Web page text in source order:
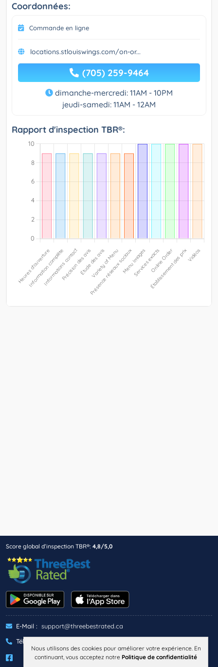
Coordonnées:
Commande en ligne
locations.stlouiswings.com/on-or...
(705) 259-9464
dimanche-mercredi: 11AM - 10PM
jeudi-samedi: 11AM - 12AM
Rapport d'inspection TBR®:
Score global d’inspection TBR®: 4,8/5,0
E-Mail : support@threebestrated.ca
Téléphone :
Nous utilisons des cookies pour améliorer votre expérience. En
continuant, vous acceptez notre Politique de confidentialité